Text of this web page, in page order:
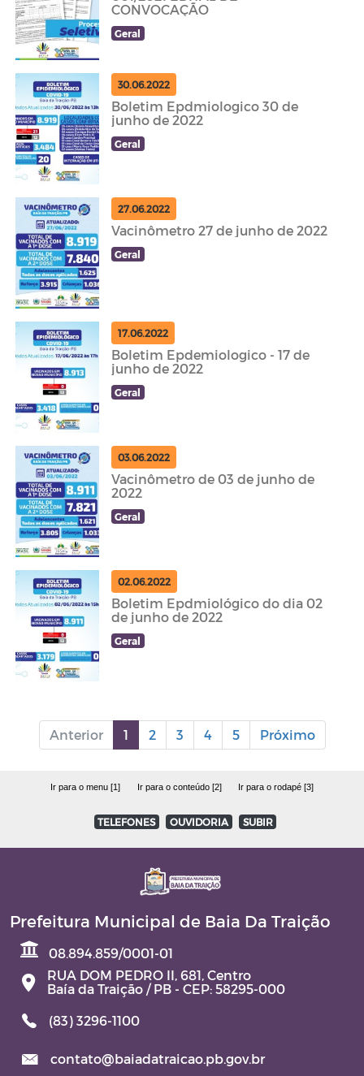
CONVOCAÇÃO
Geral
30.06.2022
Boletim Epdmiologico 30 de
junho de 2022
Geral
27.06.2022
Vacinômetro 27 de junho de 2022
Geral
17.06.2022
Boletim Epdemiologico - 17 de
junho de 2022
Geral
03.06.2022
Vacinômetro de 03 de junho de
2022
Geral
02.06.2022
Boletim Epdmiológico do dia 02
de junho de 2022
Geral
Anterior 1 2 3 4 5 Próximo
Ir para o menu [1] Ir para o conteúdo [2] Ir para o rodapé [3]
TELEFONES OUVIDORIA SUBIR
Prefeitura Municipal de Baia Da Traição
08.894.859/0001-01
RUA DOM PEDRO II, 681, Centro
Baía da Traição / PB - CEP: 58295-000
(83) 3296-1100
contato@baiadatraicao.pb.gov.br